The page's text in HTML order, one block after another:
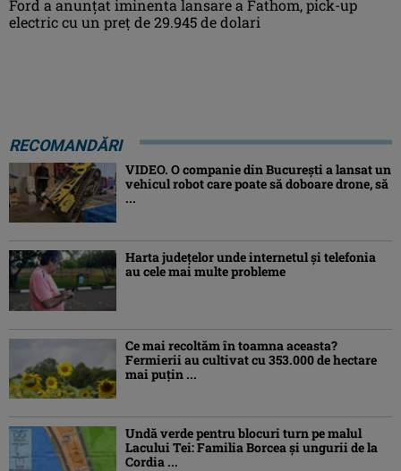
Ford a anunțat iminenta lansare a Fathom, pick-up
electric cu un preț de 29.945 de dolari
RECOMANDĂRI
VIDEO. O companie din București a lansat un
vehicul robot care poate să doboare drone, să
...
Harta județelor unde internetul și telefonia
au cele mai multe probleme
Ce mai recoltăm în toamna aceasta?
Fermierii au cultivat cu 353.000 de hectare
mai puțin ...
Undă verde pentru blocuri turn pe malul
Lacului Tei: Familia Borcea și ungurii de la
Cordia ...